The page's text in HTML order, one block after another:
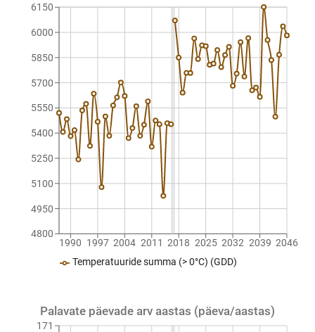
1990 1997 2004 2011 2018 2025 2032 2039 2046
4800
4950
5100
5250
5400
5550
5700
5850
6000
6150
Temperatuuride summa (> 0°C) (GDD)
Palavate päevade arv aastas (päeva/aastas)
171